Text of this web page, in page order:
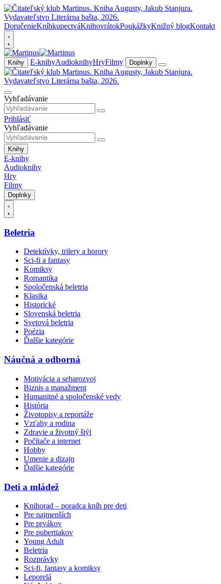
DoručenieKníhkupectváKnihovrátokPoukážkyKnižný blogKontakt
Knihy E-knihyAudioknihyHryFilmy Doplnky
Vyhľadávanie
Prihlásiť
Vyhľadávanie
Knihy
E-knihy
Audioknihy
Hry
Filmy
Doplnky
Beletria
Detektívky, trilery a horory
Sci-fi a fantasy
Komiksy
Romantika
Spoločenská beletria
Klasika
Historické
Slovenská beletria
Svetová beletria
Poézia
Ďalšie kategórie
Náučná a odborná
Motivácia a sebarozvoj
Biznis a manažment
Humanitné a spoločenské vedy
História
Životopisy a reportáže
Vzťahy a rodina
Zdravie a životný štýl
Počítače a internet
Hobby
Umenie a dizajn
Ďalšie kategórie
Deti a mládež
Knihorad – poradca kníh pre deti
Pre najmenších
Pre prvákov
Pre pubertiakov
Young Adult
Beletria
Rozprávky
Sci-fi, fantasy a komiksy
Leporelá